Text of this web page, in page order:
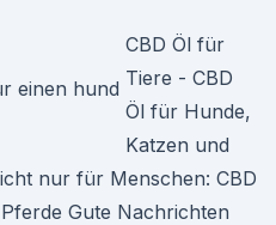
CBD Öl für
Tiere - CBD
Öl für Hunde,
Katzen und
nur für Menschen: CBD
Gute Nachrichten